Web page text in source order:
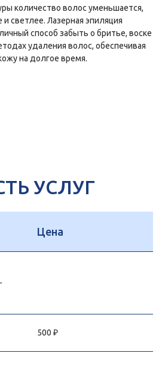
количество волос уменьшается,
светлее. Лазерная эпиляция
способ забыть о бритье, воске
удаления волос, обеспечивая
на долгое время.
УСЛУГ
Цена
500 ₽